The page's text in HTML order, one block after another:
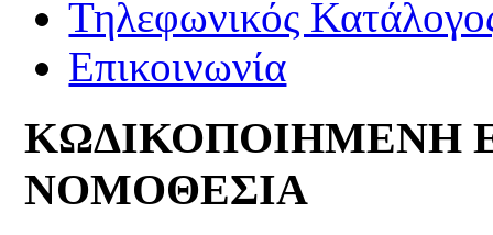
Τηλεφωνικός
Επικοινωνία
ΚΩΔΙΚΟΠΟΙΗΜΕΝΗ
ΝΟΜΟΘΕΣΙΑ